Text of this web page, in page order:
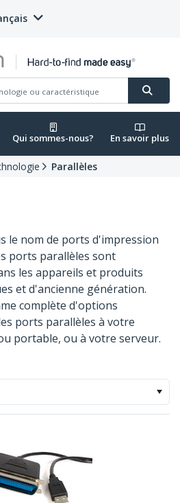
Qui sommes-nous? En savoir plus
Parallèles
le nom de ports d'impression
ports parallèles sont
les appareils et produits
et d'ancienne génération.
complète d'options
ports parallèles à votre
portable, ou à votre serveur.